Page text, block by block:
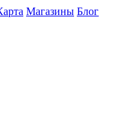
Магазины Блог